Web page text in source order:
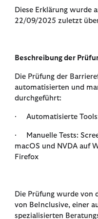
Diese Erklärung wurde
22/09/2025 zuletzt
Beschreibung der
Die Prüfung der
automatisierten und
durchgeführt:
· Automatisierte Tools:
· Manuelle Tests:
macOS und NVDA auf
Firefox
Die Prüfung wurde von
von BeInclusive, einer
spezialisierten